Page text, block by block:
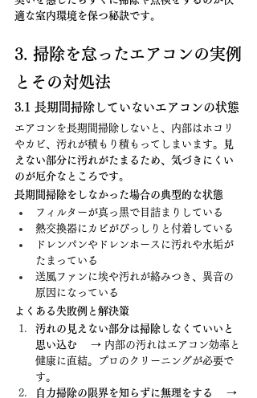
適な室内環境を保つ秘訣です。
3. 掃除を怠ったエアコンの実例
とその対処法
3.1 長期間掃除していないエアコンの状態
エアコンを長期間掃除しないと、内部はホコリ
やカビ、汚れが積もり積もってしまいます。
見
えない部分に汚れがたまるため、気づきにくい
のが厄介なところです。
長期間掃除をしなかった場合の典型的な状態
フィルターが真っ黒で目詰まりしている
熱交換器にカビがびっしりと付着している
ドレンパンやドレンホースに汚れや水垢が
たまっている
送風ファンに埃や汚れが絡みつき、異音の
原因になっている
よくある失敗例と解決策
汚れの見えない部分は掃除しなくていいと
思い込む → 内部の汚れはエアコン効率と
健康に直結。プロのクリーニングが必要で
す。
自力掃除の限界を知らずに無理をする
→